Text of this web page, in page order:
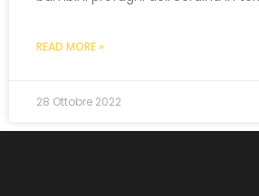
READ MORE »
28 Ottobre 2022